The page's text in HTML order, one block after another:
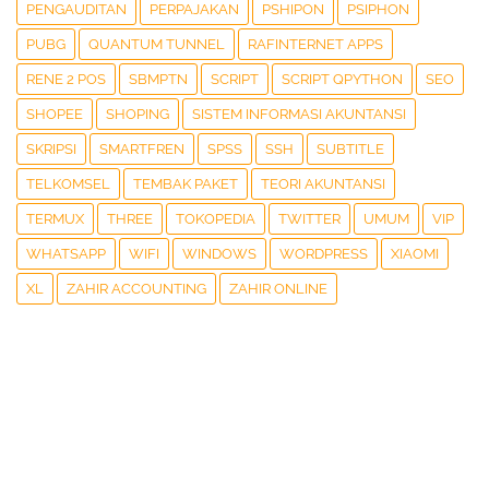
PENGAUDITAN PERPAJAKAN PSHIPON PSIPHON
PUBG QUANTUM TUNNEL RAFINTERNET APPS
RENE 2 POS SBMPTN SCRIPT SCRIPT QPYTHON SEO
SHOPEE SHOPING SISTEM INFORMASI AKUNTANSI
SKRIPSI SMARTFREN SPSS SSH SUBTITLE
TELKOMSEL TEMBAK PAKET TEORI AKUNTANSI
TERMUX THREE TOKOPEDIA TWITTER UMUM VIP
WHATSAPP WIFI WINDOWS WORDPRESS XIAOMI
XL ZAHIR ACCOUNTING ZAHIR ONLINE